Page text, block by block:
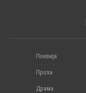
Поезија
Проза
Драма